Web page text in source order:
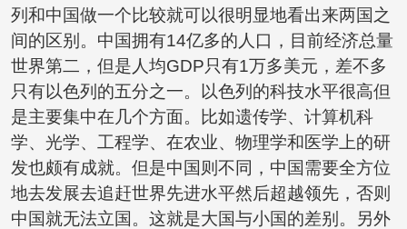
列和中国做一个比较就可以很明显地看出来两国之
间的区别。中国拥有14亿多的人口，目前经济总量
世界第二，但是人均GDP只有1万多美元，差不多
只有以色列的五分之一。以色列的科技水平很高但
是主要集中在几个方面。比如遗传学、计算机科
学、光学、工程学、在农业、物理学和医学上的研
发也颇有成就。但是中国则不同，中国需要全方位
地去发展去追赶世界先进水平然后超越领先，否则
中国就无法立国。这就是大国与小国的差别。另外